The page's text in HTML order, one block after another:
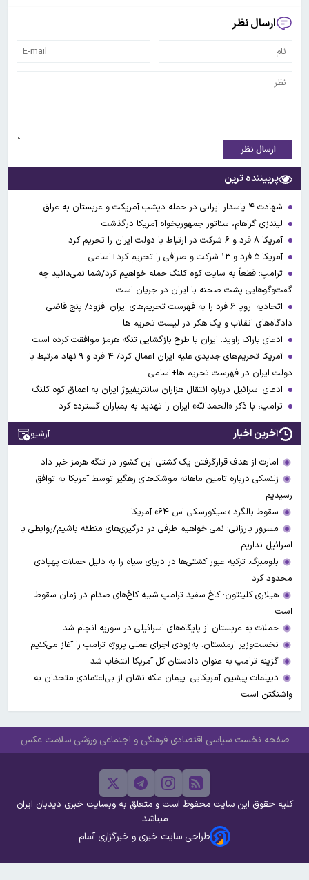
ارسال نظر
ارسال نظر
پربیننده ترین
شهادت ۴ پاسدار ایرانی در حمله دیشب آمریکت و عربستان به عراق
لیندزی گراهام، سناتور جمهوریخواه آمریکا درگذشت
آمریکا ۸ فرد و ۶ شرکت در ارتباط با دولت ایران را تحریم کرد
آمریکا ۵ فرد و ۱۳ شرکت و صرافی را تحریم کرد+اسامی
ترامپ: قطعاً به سایت کوه کلنگ حمله خواهیم کرد/شما نمی‌دانید چه
گفت‌وگوهایی پشت صحنه با ایران در جریان است
اتحادیه اروپا ۶ فرد را به فهرست تحریم‌های ایران افزود/ پنج قاضی
دادگاه‌های انقلاب و یک هکر در لیست تحریم ها
ادعای باراک راوید: ایران با طرح بازگشایی تنگه هرمز موافقت کرده است
آمریکا تحریم‌های جدیدی علیه ایران اعمال کرد/ ۴ فرد و ۹ نهاد مرتبط با
دولت ایران در فهرست تحریم ها+اسامی
ادعای اسرائیل درباره انتقال هزاران سانتریفیوژ ایران به اعماق کوه کلنگ
ترامپ، با ذکر «الحمدالله» ایران را تهدید به بمباران گسترده کرد
آخرین اخبار آرشیو
امارت از هدف قرارگرفتن یک کشتی این کشور در تنگه هرمز خبر داد
زلنسکی درباره تامین ماهانه موشک‌های رهگیر توسط آمریکا به توافق
رسیدیم
سقوط بالگرد «سیکورسکی اس-۶۴» آمریکا
مسرور بارزانی: نمی خواهیم طرفی در درگیری‌های منطقه باشیم/روابطی با
اسرائیل نداریم
بلومبرگ: ترکیه عبور کشتی‌ها در دریای سیاه را به دلیل حملات پهپادی
محدود کرد
هیلاری کلینتون: کاخ سفید ترامپ شبیه کاخ‌های صدام در زمان سقوط
است
حملات به عربستان از پایگاه‌های اسرائیلی در سوریه انجام شد
نخست‌وزیر ارمنستان: به‌زودی اجرای عملی پروژه ترامپ را آغاز می‌کنیم
گزینه ترامپ به عنوان دادستان کل آمریکا انتخاب شد
دیپلمات پیشین آمریکایی: پیمان مکه نشان از بی‌اعتمادی متحدان به
واشنگتن است
صفحه نخست سیاسی اقتصادی فرهنگی و اجتماعی ورزشی سلامت عکس
کلیه حقوق این سایت محفوظ است و متعلق به وبسایت خبری دیدبان ایران
میباشد
طراحی سایت خبری و خبرگزاری آسام